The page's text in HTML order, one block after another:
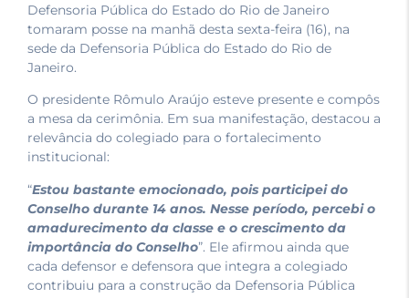
Defensoria Pública do Estado do Rio de Janeiro
tomaram posse na manhã desta sexta-feira (16), na
sede da Defensoria Pública do Estado do Rio de
Janeiro.
O presidente Rômulo Araújo esteve presente e compôs
a mesa da cerimônia. Em sua manifestação, destacou a
relevância do colegiado para o fortalecimento
institucional:
“Estou bastante emocionado, pois participei do
Conselho durante 14 anos. Nesse período, percebi o
amadurecimento da classe e o crescimento da
importância do Conselho”. Ele afirmou ainda que
cada defensor e defensora que integra a colegiado
contribuiu para a construção da Defensoria Pública